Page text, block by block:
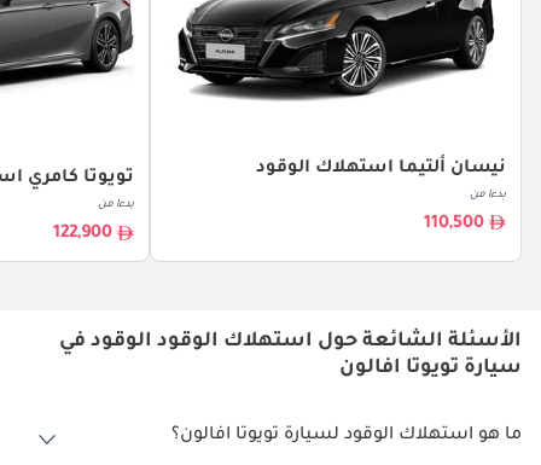
نيسان ألتيما استهلاك الوقود
بدءا من
110,500
تويوتا كامري
بدءا من
122,900
الأسئلة الشائعة حول استهلاك الوقود الوقود في
سيارة تويوتا افالون
ما هو استهلاك الوقود لسيارة تويوتا افالون؟